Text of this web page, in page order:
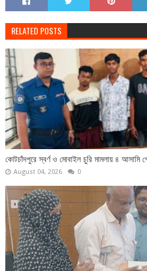
RELATED POSTS
কোটচাঁদপুরে স্বর্ণ ও মোবাইল চুরি মামলায় ৪ আসামি
August 04, 2026 0